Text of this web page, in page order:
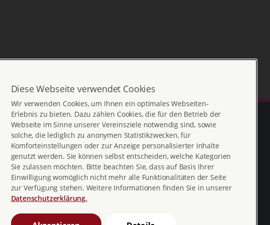
Erklärung zur
Diese Webseite verwendet Cookies
Wir verwenden Cookies, um Ihnen ein optimales Webseiten-
Erlebnis zu bieten. Dazu zählen Cookies, die für den Betrieb der
Webseite im Sinne unserer Vereinsziele notwendig sind, sowie
solche, die lediglich zu anonymen Statistikzwecken, für
Komforteinstellungen oder zur Anzeige personalisierter Inhalte
genutzt werden. Sie können selbst entscheiden, welche Kategorien
Sie zulassen möchten. Bitte beachten Sie, dass auf Basis Ihrer
Einwilligung womöglich nicht mehr alle Funktionalitäten der Seite
zur Verfügung stehen. Weitere Informationen finden Sie in unserer
Datenschutzerklärung.